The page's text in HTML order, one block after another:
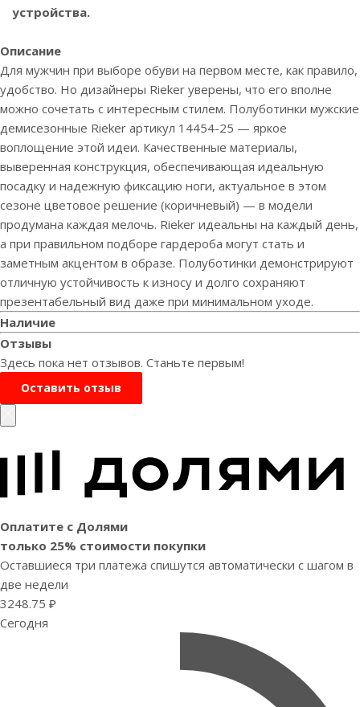
устройства.
Описание
Для мужчин при выборе обуви на первом месте, как правило,
удобство. Но дизайнеры Rieker уверены, что его вполне
можно сочетать с интересным стилем. Полуботинки мужские
демисезонные Rieker артикул 14454-25 — яркое
воплощение этой идеи. Качественные материалы,
выверенная конструкция, обеспечивающая идеальную
посадку и надежную фиксацию ноги, актуальное в этом
сезоне цветовое решение (коричневый) — в модели
продумана каждая мелочь. Rieker идеальны на каждый день,
а при правильном подборе гардероба могут стать и
заметным акцентом в образе. Полуботинки демонстрируют
отличную устойчивость к износу и долго сохраняют
презентабельный вид даже при минимальном уходе.
Наличие
Отзывы
Здесь пока нет отзывов. Станьте первым!
Оставить отзыв
Оплатите с Долями
только 25% стоимости покупки
Оставшиеся три платежа спишутся автоматически с шагом в
две недели
3248.75 ₽
Сегодня